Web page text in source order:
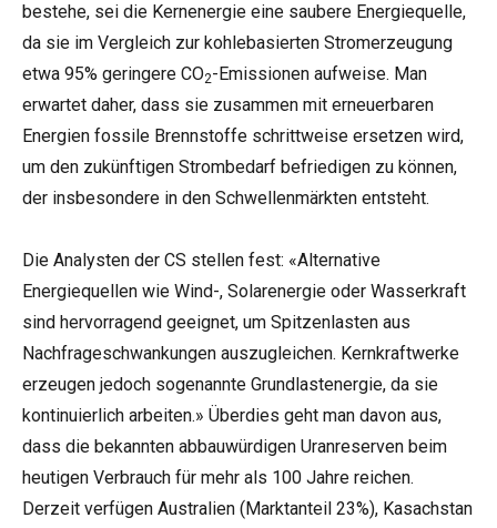
bestehe, sei die Kernenergie eine saubere Energiequelle,
da sie im Vergleich zur kohlebasierten Stromerzeugung
etwa 95% geringere CO2-Emissionen aufweise. Man
erwartet daher, dass sie zusammen mit erneuerbaren
Energien fossile Brennstoffe schrittweise ersetzen wird,
um den zukünftigen Strombedarf befriedigen zu können,
der insbesondere in den Schwellenmärkten entsteht.
Die Analysten der CS stellen fest: «Alternative
Energiequellen wie Wind-, Solarenergie oder Wasserkraft
sind hervorragend geeignet, um Spitzenlasten aus
Nachfrageschwankungen auszugleichen. Kernkraftwerke
erzeugen jedoch sogenannte Grundlastenergie, da sie
kontinuierlich arbeiten.» Überdies geht man davon aus,
dass die bekannten abbauwürdigen Uranreserven beim
heutigen Verbrauch für mehr als 100 Jahre reichen.
Derzeit verfügen Australien (Marktanteil 23%), Kasachstan